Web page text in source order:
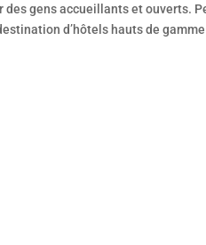
gens accueillants et ouverts.
d’hôtels hauts de